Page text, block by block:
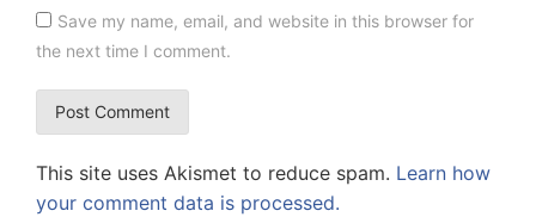
Save my name, email, and website in this browser for
the next time I comment.
This site uses Akismet to reduce spam. Learn how
your comment data is processed.